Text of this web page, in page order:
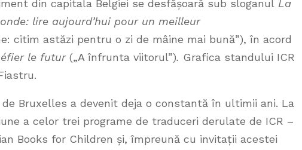
din capitala Belgiei se desfășoară sub sloganul La
lire aujourd’hui pour un meilleur
citim astăzi pentru o zi de mâine mai bună”), în acord
le futur(„A înfrunta viitorul”). Grafica standului ICR
Bruxelles a devenit deja o constantă în ultimii ani. La
a celor trei programe de traduceri derulate de ICR –
Books for Children și, împreună cu invitații acestei